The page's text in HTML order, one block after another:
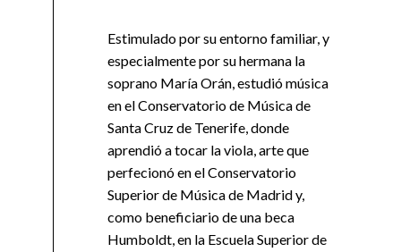
Estimulado por su entorno familiar, y
especialmente por su hermana la
soprano María Orán, estudió música
en el Conservatorio de Música de
Santa Cruz de Tenerife, donde
aprendió a tocar la viola, arte que
perfecionó en el Conservatorio
Superior de Música de Madrid y,
como beneficiario de una beca
Humboldt, en la Escuela Superior de